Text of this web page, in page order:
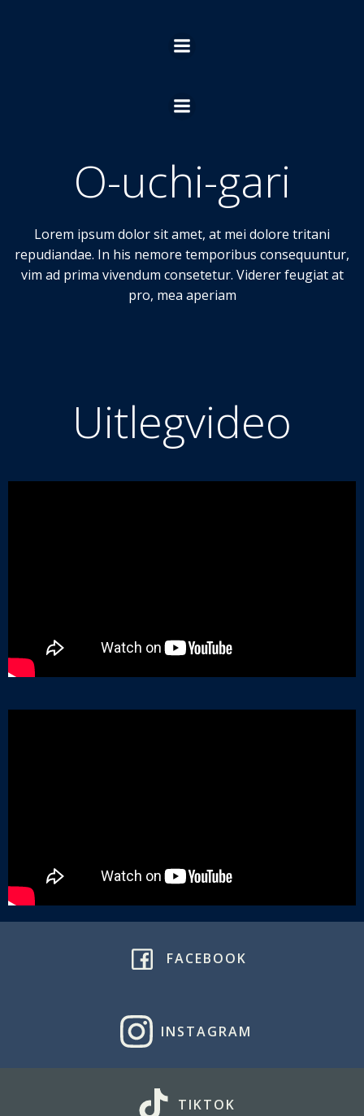
de
O-uchi-gari
Lorem ipsum dolor sit amet, at mei dolore tritani
repudiandae. In his nemore temporibus consequuntur,
vim ad prima vivendum consetetur. Viderer feugiat at
pro, mea aperiam
Uitlegvideo
FACEBOOK
INSTAGRAM
TIKTOK